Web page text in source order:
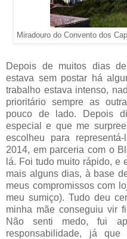
Miradouro do Convento dos
Depois de muitos dias
estava sem postar há
trabalho estava intenso,
prioritário sempre as
pouco de lado. Depois
especial e que me
escolheu para
2014, em parceria com o
lá. Foi tudo muito rápido, e
mais alguns dias, à base
meus compromissos com
meu sumiço). Tudo deu
minha mãe conseguiu vir
Não senti medo, fui
responsabilidade, já